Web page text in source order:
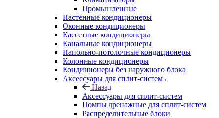
Промышленные
Настенные кондиционеры
Оконные кондиционеры
Кассетные кондиционеры
Канальные кондиционеры
Напольно-потолочные кондиционеры
Колонные кондиционеры
Кондиционеры без наружного блока
Аксессуары для сплит-систем
Назад
Аксессуары для сплит-систем
Помпы дренажные для сплит-систем
Распределительные блоки